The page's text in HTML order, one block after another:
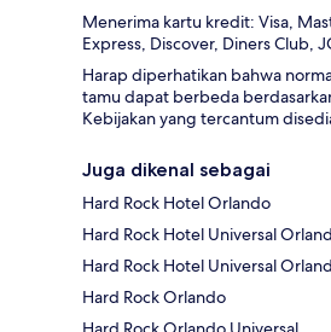
Menerima kartu kredit: Visa,
Express, Discover, Diners Club,
Harap diperhatikan bahwa
tamu dapat berbeda
Kebijakan yang tercantum
Juga dikenal sebagai
Hard Rock Hotel Orlando
Hard Rock Hotel Universal
Hard Rock Hotel Universal
Hard Rock Orlando